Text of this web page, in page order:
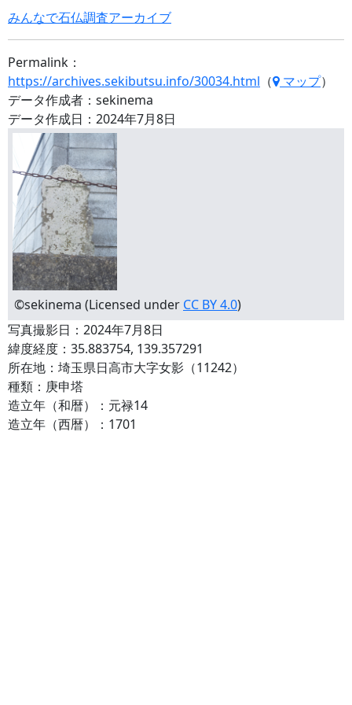
みんなで石仏調査アーカイブ
Permalink：
https://archives.sekibutsu.info/30034.html （ マップ）
データ作成者：sekinema
データ作成日：2024年7月8日
©sekinema (Licensed under CC BY 4.0)
写真撮影日：2024年7月8日
緯度経度：35.883754, 139.357291
所在地：埼玉県日高市大字女影（11242）
種類：庚申塔
造立年（和暦）：元禄14
造立年（西暦）：1701